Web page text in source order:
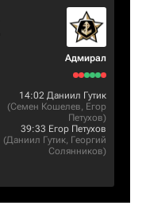
Адмирал
14:02 Даниил Гутик
(Семен Кошелев, Егор
Петухов)
39:33 Егор Петухов
(Даниил Гутик, Георгий
Солянников)